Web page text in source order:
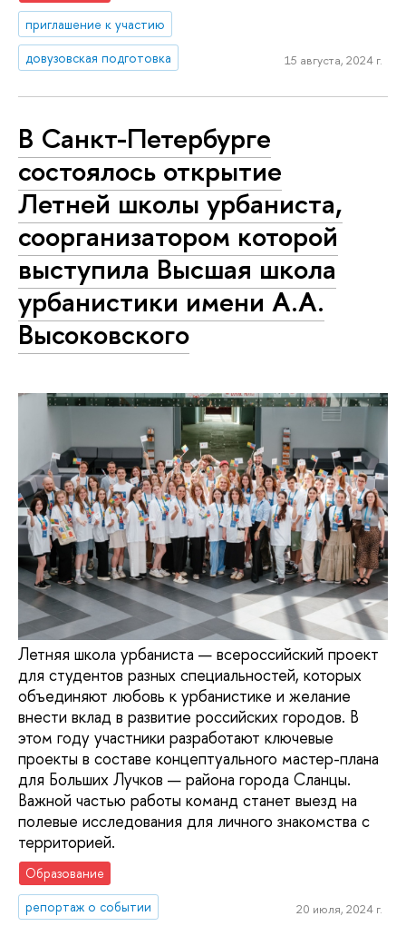
приглашение к участию
довузовская подготовка
15 августа, 2024 г.
В Санкт-Петербурге
состоялось открытие
Летней школы урбаниста,
соорганизатором которой
выступила Высшая школа
урбанистики имени А.А.
Высоковского
Летняя школа урбаниста — всероссийский проект
для студентов разных специальностей, которых
объединяют любовь к урбанистике и желание
внести вклад в развитие российских городов. В
этом году участники разработают ключевые
проекты в составе концептуального мастер-плана
для Больших Лучков — района города Сланцы.
Важной частью работы команд станет выезд на
полевые исследования для личного знакомства с
территорией.
Образование
репортаж о событии
20 июля, 2024 г.